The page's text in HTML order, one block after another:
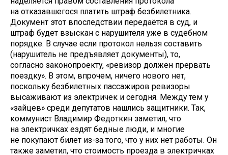
на отказавшегося платить штраф безбилетника.
Документ этот впоследствии передаётся в суд, и
штраф будет взыскан с нарушителя уже в судебном
порядке. В случае если протокол нельзя составить
(нарушитель не предъявляет документы), то,
согласно законопроекту, «ревизор должен прервать
поездку». В этом, впрочем, ничего нового нет,
поскольку безбилетных пассажиров ревизоры
высаживают из электричек и сегодня. Между тем у
«зайцев» среди депутатов нашлись защитники. Так,
коммунист Владимир Федоткин заметил, что
на электричках ездят бедные люди, и многие
не покупают билет из-за того, что у них нет работы. Он
также заметил, что стоимость проезда в электричках